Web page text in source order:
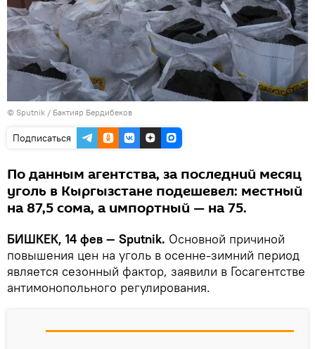
© Sputnik / Бактияр Бердибеков
Подписаться
По данным агентства, за последний месяц
уголь в Кыргызстане подешевел: местный
на 87,5 сома, а импортный — на 75.
БИШКЕК, 14 фев — Sputnik. Основной причиной
повышения цен на уголь в осенне-зимний период
является сезонный фактор, заявили в Госагентстве
антимонопольного регулирования.